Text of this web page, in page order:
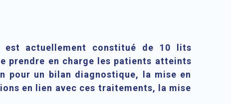
est actuellement constitué de 10 lits
prendre en charge les patients atteints
pour un bilan diagnostique, la mise en
en lien avec ces traitements, la mise